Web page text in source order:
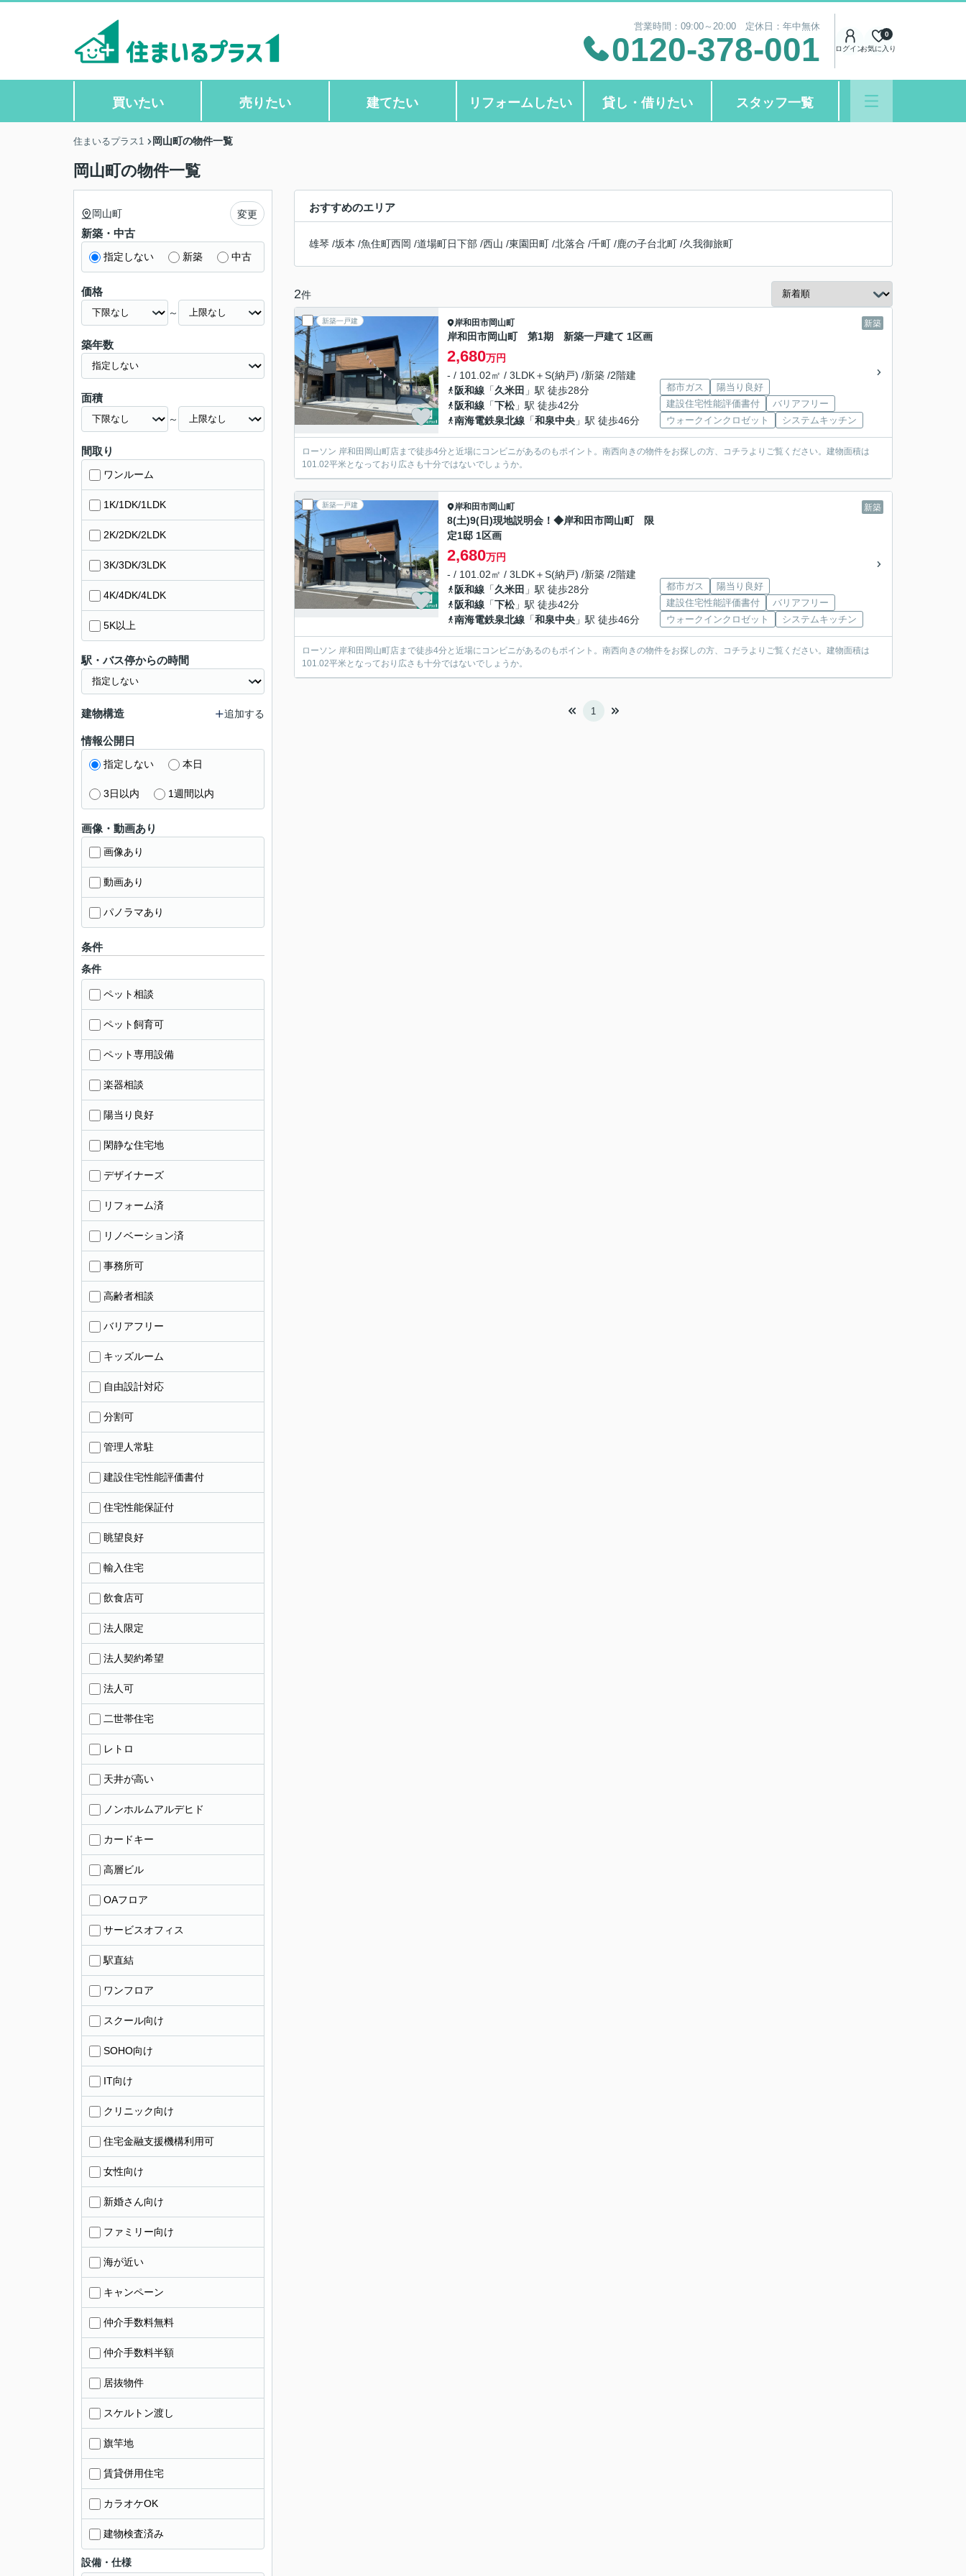
営業時間：09:00～20:00 定休日：年中無休
0120-378-001 ログインお気に入り
0
買いたい 売りたい 建てたい リフォームしたい 貸し・借りたい スタッフ一覧
住まいるプラス1 岡山町の物件一覧
岡山町の物件一覧
おすすめのエリア
雄琴 /坂本 /魚住町西岡 /道場町日下部 /西山 /東園田町 /北落合 /千町 /鹿の子台北町 /久我御旅町
2件
新築一戸建 新築
岸和田市岡山町
岸和田市岡山町 第1期 新築一戸建て 1区画
2,680万円
- / 101.02㎡ / 3LDK＋S(納戸) /新築 /2階建
阪和線 「久米田 」駅 徒歩28分
阪和線 「下松」駅 徒歩42分
南海電鉄泉北線 「和泉中央 」駅 徒歩46分
都市ガス
陽当り良好
建設住宅性能評価書付
バリアフリー
ウォークインクロゼット
システムキッチン
ローソン 岸和田岡山町店まで徒歩4分と近場にコンビニがあるのもポイント。南西向きの物件をお探しの方、コチラよりご覧ください。建物面積は
101.02平米となっており広さも十分ではないでしょうか。
新築一戸建 新築
岸和田市岡山町
8(土)9(日)現地説明会！◆岸和田市岡山町 限
定1邸 1区画
2,680万円
- / 101.02㎡ / 3LDK＋S(納戸) /新築 /2階建
阪和線 「久米田 」駅 徒歩28分
阪和線 「下松」駅 徒歩42分
南海電鉄泉北線 「和泉中央 」駅 徒歩46分
都市ガス
陽当り良好
建設住宅性能評価書付
バリアフリー
ウォークインクロゼット
システムキッチン
ローソン 岸和田岡山町店まで徒歩4分と近場にコンビニがあるのもポイント。南西向きの物件をお探しの方、コチラよりご覧ください。建物面積は
101.02平米となっており広さも十分ではないでしょうか。
1
岡山町 変更
新築・中古
指定しない 新築 中古
価格
～
築年数
面積
～
間取り
ワンルーム
1K/1DK/1LDK
2K/2DK/2LDK
3K/3DK/3LDK
4K/4DK/4LDK
5K以上
駅・バス停からの時間
建物構造 追加する
情報公開日
指定しない 本日
3日以内 1週間以内
画像・動画あり
画像あり
動画あり
パノラマあり
条件
条件
ペット相談
ペット飼育可
ペット専用設備
楽器相談
陽当り良好
閑静な住宅地
デザイナーズ
リフォーム済
リノベーション済
事務所可
高齢者相談
バリアフリー
キッズルーム
自由設計対応
分割可
管理人常駐
建設住宅性能評価書付
住宅性能保証付
眺望良好
輸入住宅
飲食店可
法人限定
法人契約希望
法人可
二世帯住宅
レトロ
天井が高い
ノンホルムアルデヒド
カードキー
高層ビル
OAフロア
サービスオフィス
駅直結
ワンフロア
スクール向け
SOHO向け
IT向け
クリニック向け
住宅金融支援機構利用可
女性向け
新婚さん向け
ファミリー向け
海が近い
キャンペーン
仲介手数料無料
仲介手数料半額
居抜物件
スケルトン渡し
旗竿地
賃貸併用住宅
カラオケOK
建物検査済み
設備・仕様